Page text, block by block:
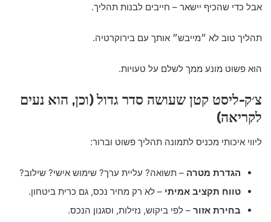
אבל כדי שהכיף יישאר – חייבים לבנות תהליך.
תהליך טוב לא ״מייבש״ אותך עם בירוקרטיה.
הוא פשוט מונע ממך לשלם על טעויות.
צ׳ק-ליסט קטן שעושה סדר גדול (וכן, הוא נעים
לקריאה)
ליווי איכותי מכניס לתמונה תהליך פשוט וברור:
הגדרת מטרה – תשואה? עליית ערך? שימוש אישי? שילוב?
טווח תקציב אמיתי – לא רק מחיר נכס, גם כרית ביטחון.
בחירת אזור – לפי ביקוש, נזילות, וסגנון הנכס.